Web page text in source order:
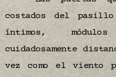
costados del
íntimos,
cuidadosamente
vez como el viento